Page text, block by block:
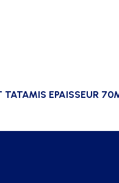
TATAMIS EPAISSEUR